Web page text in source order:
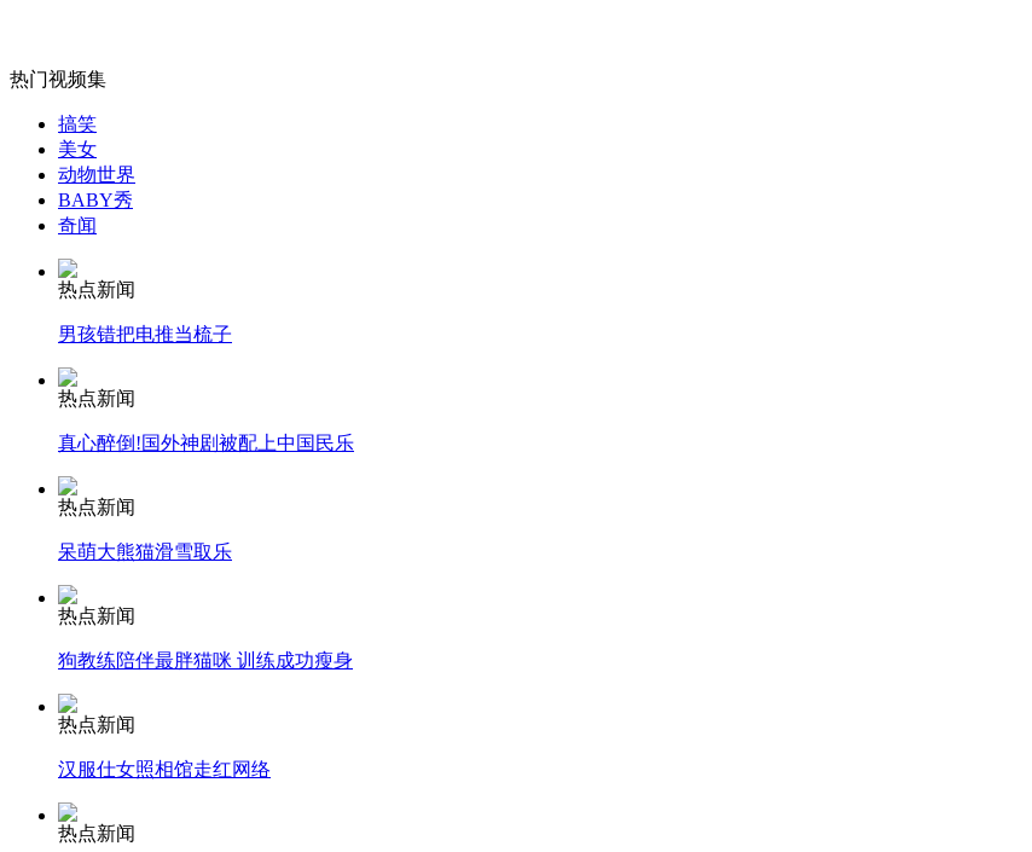
走！跟着总书记去植树
消防员救轻生者
纽约上演“枕头大战”
司机酒驾遇交警 急速倒车逃窜
热门视频集
搞笑
美女
动物世界
BABY秀
奇闻
热点新闻
男孩错把电推当梳子
热点新闻
真心醉倒!国外神剧被配上中国民乐
热点新闻
呆萌大熊猫滑雪取乐
热点新闻
狗教练陪伴最胖猫咪 训练成功瘦身
热点新闻
汉服仕女照相馆走红网络
热点新闻